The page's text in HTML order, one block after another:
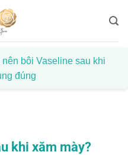
nên bôi Vaseline sau khi
đúng
khi xăm mày?